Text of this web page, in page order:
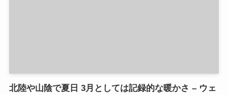
北陸や山陰で夏日 3月としては記録的な暖かさ – ウェ